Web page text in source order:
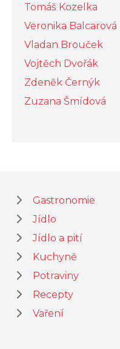
Tomáš Kozelka
Veronika Balcarová
Vladan Brouček
Vojtěch Dvořák
Zdeněk Černýk
Zuzana Šmídová
Gastronomie
Jídlo
Jídlo a pití
Kuchyně
Potraviny
Recepty
Vaření